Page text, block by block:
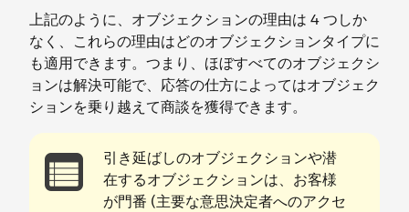
上記のように、オブジェクションの理由は 4 つしか
なく、これらの理由はどのオブジェクションタイプに
も適用できます。つまり、ほぼすべてのオブジェクシ
ョンは解決可能で、応答の仕方によってはオブジェク
ションを乗り越えて商談を獲得できます。
引き延ばしのオブジェクションや潜
在するオブジェクションは、お客様
が門番 (主要な意思決定者へのアクセ